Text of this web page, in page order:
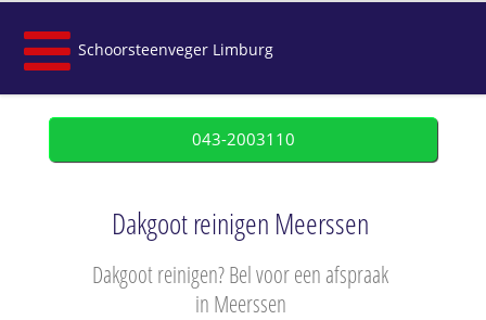
Schoorsteenveger Limburg
043-2003110
Dakgoot reinigen Meerssen
Dakgoot reinigen? Bel voor een afspraak
in Meerssen